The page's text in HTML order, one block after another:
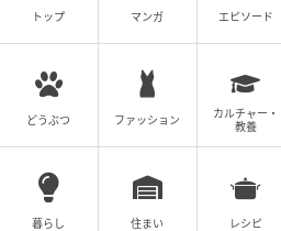
中央部分はスペースが広いの
す。付箋や印鑑を入れてみまし
トップ マンガ エピソード
どうぶつ ファッション
カルチャー・
教養
暮らし 住まい レシピ